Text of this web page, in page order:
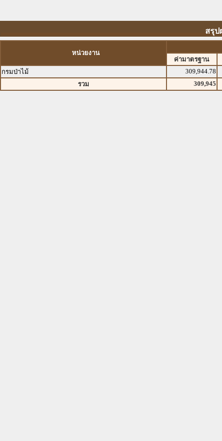
สรุป
หน่วยงาน
ค่ามาตรฐาน
กรมป่าไม้
309,944.78
รวม
309,945